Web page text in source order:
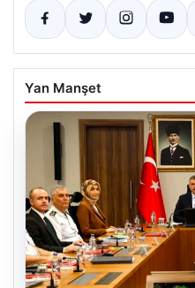
Yan Manşet